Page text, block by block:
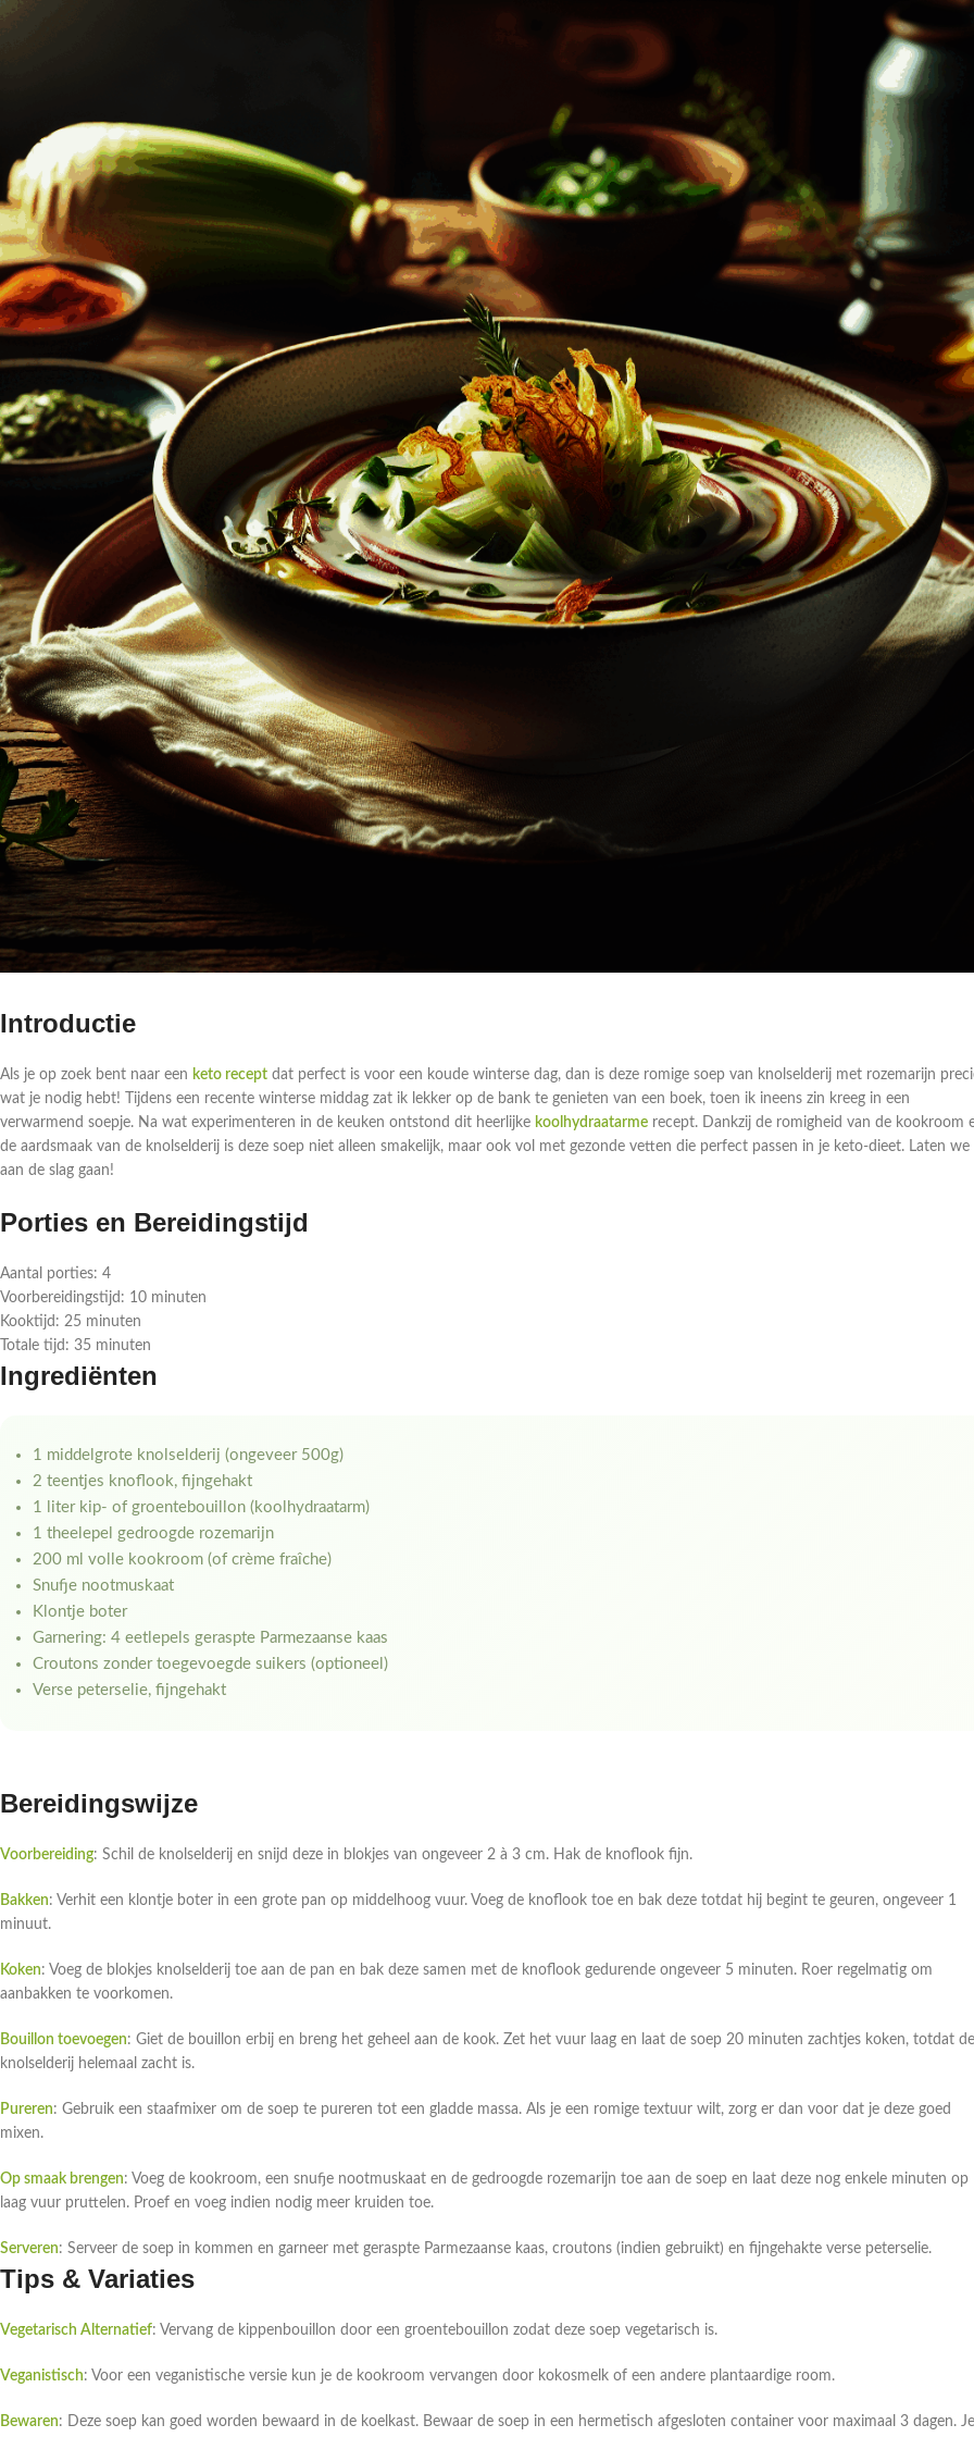
Introductie
Als je op zoek bent naar een keto recept dat perfect is voor een koude winterse dag, dan is deze romige soep van knolselderij met rozemarijn
wat je nodig hebt! Tijdens een recente winterse middag zat ik lekker op de bank te genieten van een boek, toen ik ineens zin kreeg in een
verwarmend soepje. Na wat experimenteren in de keuken ontstond dit heerlijke koolhydraatarme recept. Dankzij de romigheid van de kookroom
de aardsmaak van de knolselderij is deze soep niet alleen smakelijk, maar ook vol met gezonde vetten die perfect passen in je keto-dieet. Laten we
aan de slag gaan!
Porties en Bereidingstijd
Aantal porties: 4
Voorbereidingstijd: 10 minuten
Kooktijd: 25 minuten
Totale tijd: 35 minuten
Ingrediënten
1 middelgrote knolselderij (ongeveer 500g)
2 teentjes knoflook, fijngehakt
1 liter kip- of groentebouillon (koolhydraatarm)
1 theelepel gedroogde rozemarijn
200 ml volle kookroom (of crème fraîche)
Snufje nootmuskaat
Klontje boter
Garnering: 4 eetlepels geraspte Parmezaanse kaas
Croutons zonder toegevoegde suikers (optioneel)
Verse peterselie, fijngehakt
Bereidingswijze
Voorbereiding: Schil de knolselderij en snijd deze in blokjes van ongeveer 2 à 3 cm. Hak de knoflook fijn.
Bakken: Verhit een klontje boter in een grote pan op middelhoog vuur. Voeg de knoflook toe en bak deze totdat hij begint te geuren, ongeveer 1
minuut.
Koken: Voeg de blokjes knolselderij toe aan de pan en bak deze samen met de knoflook gedurende ongeveer 5 minuten. Roer regelmatig om
aanbakken te voorkomen.
Bouillon toevoegen: Giet de bouillon erbij en breng het geheel aan de kook. Zet het vuur laag en laat de soep 20 minuten zachtjes koken, totdat de
knolselderij helemaal zacht is.
Pureren: Gebruik een staafmixer om de soep te pureren tot een gladde massa. Als je een romige textuur wilt, zorg er dan voor dat je deze goed
mixen.
Op smaak brengen: Voeg de kookroom, een snufje nootmuskaat en de gedroogde rozemarijn toe aan de soep en laat deze nog enkele minuten op
laag vuur pruttelen. Proef en voeg indien nodig meer kruiden toe.
Serveren: Serveer de soep in kommen en garneer met geraspte Parmezaanse kaas, croutons (indien gebruikt) en fijngehakte verse peterselie.
Tips & Variaties
Vegetarisch Alternatief: Vervang de kippenbouillon door een groentebouillon zodat deze soep vegetarisch is.
Veganistisch: Voor een veganistische versie kun je de kookroom vervangen door kokosmelk of een andere plantaardige room.
Bewaren: Deze soep kan goed worden bewaard in de koelkast. Bewaar de soep in een hermetisch afgesloten container voor maximaal 3 dagen. Je